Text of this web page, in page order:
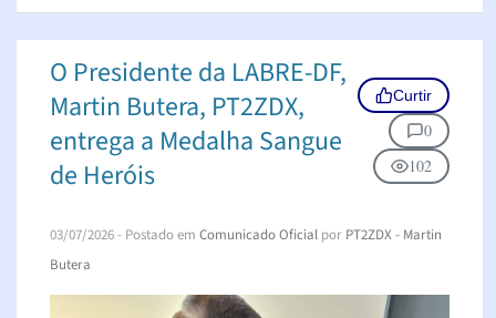
O Presidente da LABRE-DF,
Martin Butera, PT2ZDX,
entrega a Medalha Sangue
de Heróis
Curtir
0
102
03/07/2026- Postado em Comunicado Oficial por PT2ZDX - Martin
Butera